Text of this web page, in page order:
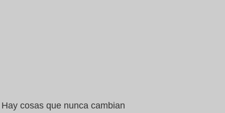
Hay cosas que nunca cambian